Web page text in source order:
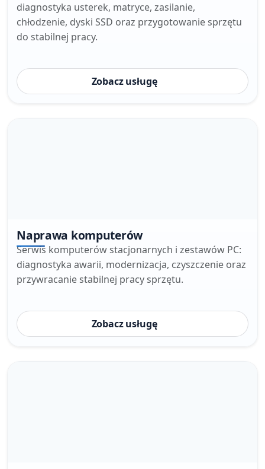
diagnostyka usterek, matryce, zasilanie,
chłodzenie, dyski SSD oraz przygotowanie sprzętu
do stabilnej pracy.
Zobacz usługę
Naprawa komputerów
Serwis komputerów stacjonarnych i zestawów PC:
diagnostyka awarii, modernizacja, czyszczenie oraz
przywracanie stabilnej pracy sprzętu.
Zobacz usługę